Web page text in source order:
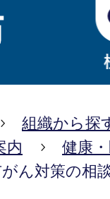
組織から探
内
健康
ん対策の相